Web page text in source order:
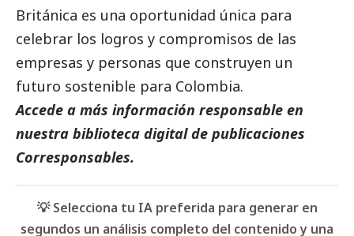
Británica es una oportunidad única para
celebrar los logros y compromisos de las
empresas y personas que construyen un
futuro sostenible para Colombia.
Accede a más información responsable en
nuestra biblioteca digital de publicaciones
Corresponsables.
💡 Selecciona tu IA preferida para generar en
segundos un análisis completo del contenido y una